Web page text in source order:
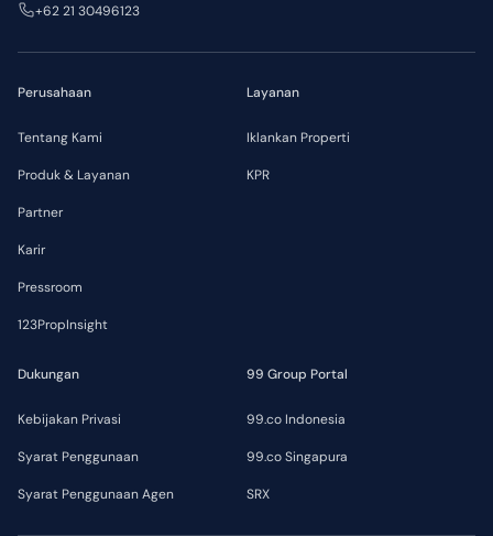
Perusahaan
Tentang Kami
Produk & Layanan
Partner
Karir
Pressroom
123PropInsight
Layanan
Iklankan Properti
KPR
Dukungan
Kebijakan Privasi
Syarat Penggunaan
Syarat Penggunaan Agen
99 Group Portal
99.co Indonesia
99.co Singapura
SRX
+62 21 30496123